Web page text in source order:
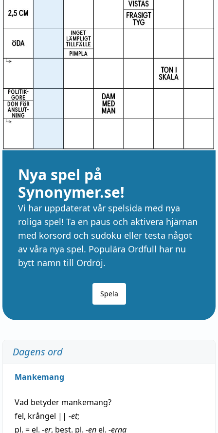
Nya spel på
Synonymer.se!
Vi har uppdaterat vår spelsida med nya
roliga spel! Ta en paus och aktivera hjärnan
med korsord och sudoku eller testa något
av våra nya spel. Populära Ordfull har nu
bytt namn till Ordröj.
Spela
Dagens ord
Mankemang
Vad betyder mankemang?
fel, krångel || -et;
pl. = el. -er, best. pl. -enel. -erna